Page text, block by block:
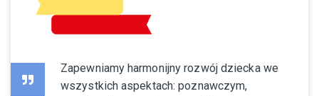
Zapewniamy harmonijny rozwój dziecka we
wszystkich aspektach: poznawczym,